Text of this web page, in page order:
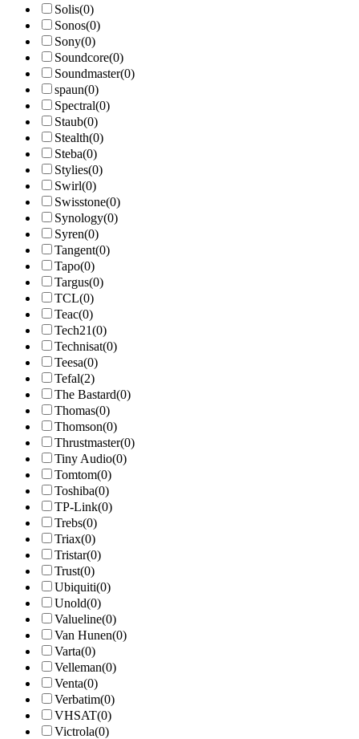
Solis(0)
Sonos(0)
Sony(0)
Soundcore(0)
Soundmaster(0)
spaun(0)
Spectral(0)
Staub(0)
Stealth(0)
Steba(0)
Stylies(0)
Swirl(0)
Swisstone(0)
Synology(0)
Syren(0)
Tangent(0)
Tapo(0)
Targus(0)
TCL(0)
Teac(0)
Tech21(0)
Technisat(0)
Teesa(0)
Tefal(2)
The Bastard(0)
Thomas(0)
Thomson(0)
Thrustmaster(0)
Tiny Audio(0)
Tomtom(0)
Toshiba(0)
TP-Link(0)
Trebs(0)
Triax(0)
Tristar(0)
Trust(0)
Ubiquiti(0)
Unold(0)
Valueline(0)
Van Hunen(0)
Varta(0)
Velleman(0)
Venta(0)
Verbatim(0)
VHSAT(0)
Victrola(0)